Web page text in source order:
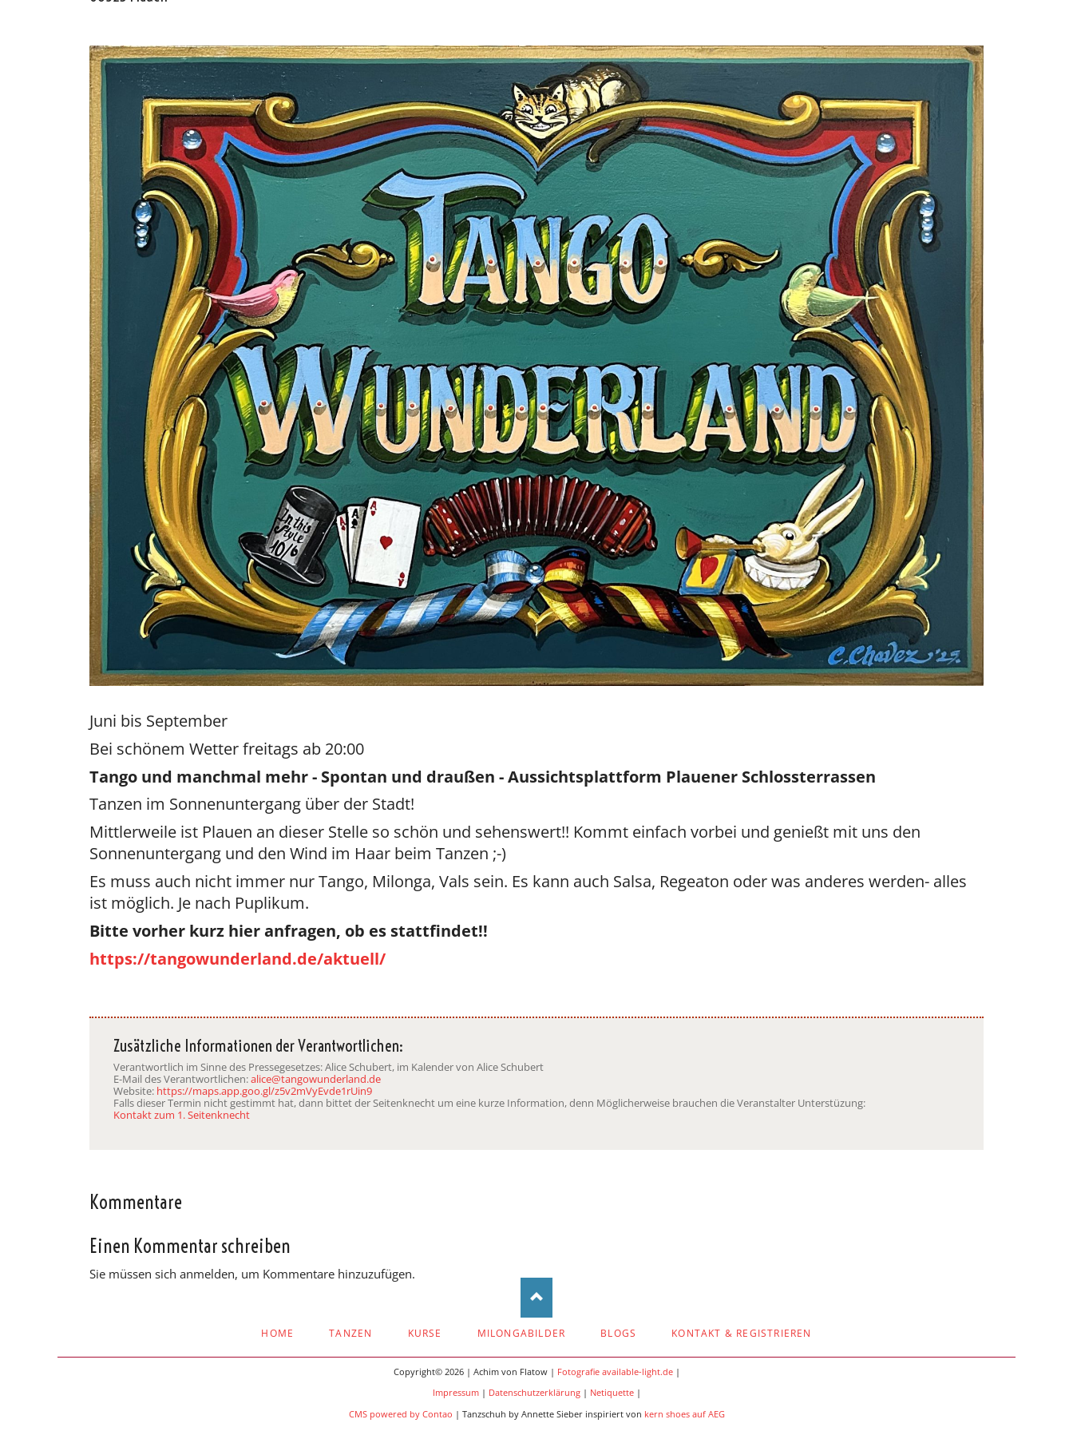
Oscar y Vicky SteffiTango
Tango y más
e.V,
TANZerei
Tanzschule
WILFEGO
Juni bis September
Bei schönem Wetter freitags ab 20:00
Tango und manchmal mehr - Spontan und draußen - Aussichtsplattform Plauener Schlossterrassen
Tanzen im Sonnenuntergang über der Stadt!
Mittlerweile ist Plauen an dieser Stelle so schön und sehenswert!! Kommt einfach vorbei und genießt mit uns den
Sonnenuntergang und den Wind im Haar beim Tanzen ;-)
Es muss auch nicht immer nur Tango, Milonga, Vals sein. Es kann auch Salsa, Regeaton oder was anderes werden- alles
ist möglich. Je nach Puplikum.
Bitte vorher kurz hier anfragen, ob es stattfindet!!
https://tangowunderland.de/aktuell/
Zusätzliche Informationen der Verantwortlichen:
Verantwortlich im Sinne des Pressegesetzes: Alice Schubert, im Kalender von Alice Schubert
E-Mail des Verantwortlichen:alice@tangowunderland.de
Website: https://maps.app.goo.gl/z5v2mVyEvde1rUin9
Falls dieser Termin nicht gestimmt hat, dann bittet der Seitenknecht um eine kurze Information, denn Möglicherweise brauchen die Veranstalter Unterstüzung:
Kontakt zum 1. Seitenknecht
Kommentare
Einen Kommentar schreiben
Sie müssen sich anmelden, um Kommentare hinzuzufügen.
ÜBERSPRINGEN
HOME TANZEN KURSE MILONGABILDER BLOGS KONTAKT & REGISTRIEREN
Copyright© 2026 | Achim von Flatow | Fotografie available-light.de|
Impressum| Datenschutzerklärung| Netiquette|
CMS powered by Contao | Tanzschuh by Annette Sieber inspiriert von kern shoes auf AEG